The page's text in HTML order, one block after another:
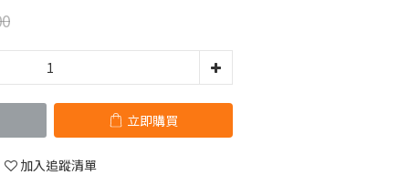
立即購買
加入追蹤清單